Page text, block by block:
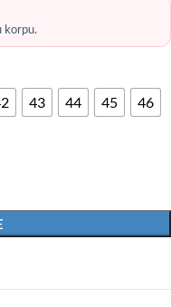
korpu.
43 44 45
46